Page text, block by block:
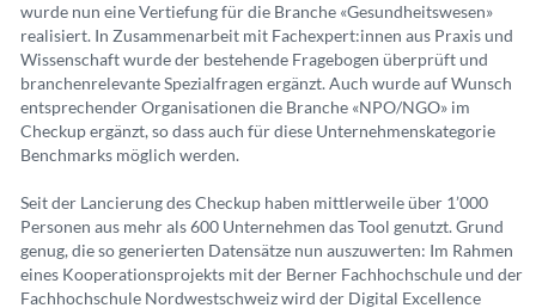
wurde nun eine Vertiefung für die Branche «Gesundheitswesen»
realisiert. In Zusammenarbeit mit Fachexpert:innen aus Praxis und
Wissenschaft wurde der bestehende Fragebogen überprüft und
branchenrelevante Spezialfragen ergänzt. Auch wurde auf Wunsch
entsprechender Organisationen die Branche «NPO/NGO» im
Checkup ergänzt, so dass auch für diese Unternehmenskategorie
Benchmarks möglich werden.
Seit der Lancierung des Checkup haben mittlerweile über 1’000
Personen aus mehr als 600 Unternehmen das Tool genutzt. Grund
genug, die so generierten Datensätze nun auszuwerten: Im Rahmen
eines Kooperationsprojekts mit der Berner Fachhochschule und der
Fachhochschule Nordwestschweiz wird der Digital Excellence